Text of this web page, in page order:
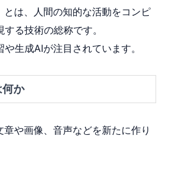
とは、人間の知的な活動をコンピ
る技術の総称です。
生成AIが注目されています。
か
章や画像、音声などを新たに作り